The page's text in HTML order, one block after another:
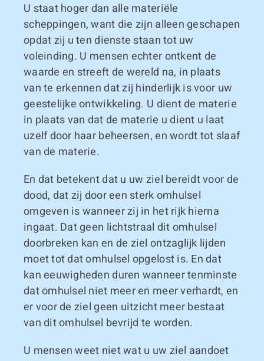
U staat hoger dan alle materiële
scheppingen, want die zijn alleen geschapen
opdat zij u ten dienste staan tot uw
voleinding. U mensen echter ontkent de
waarde en streeft de wereld na, in plaats
van te erkennen dat zij hinderlijk is voor uw
geestelijke ontwikkeling. U dient de materie
in plaats van dat de materie u dient u laat
uzelf door haar beheersen, en wordt tot slaaf
van de materie.
En dat betekent dat u uw ziel bereidt voor de
dood, dat zij door een sterk omhulsel
omgeven is wanneer zij in het rijk hierna
ingaat. Dat geen lichtstraal dit omhulsel
doorbreken kan en de ziel ontzaglijk lijden
moet tot dat omhulsel opgelost is. En dat
kan eeuwigheden duren wanneer tenminste
dat omhulsel niet meer en meer verhardt, en
er voor de ziel geen uitzicht meer bestaat
van dit omhulsel bevrijd te worden.
U mensen weet niet wat u uw ziel aandoet